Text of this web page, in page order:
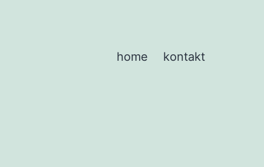
home kontakt